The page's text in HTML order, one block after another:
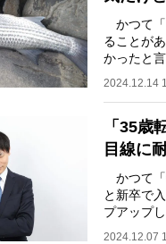
かつて「
ることが
かったと
2024.12.14
「35
目線に
かつて「
と新卒で
プアップ
2024.12.07